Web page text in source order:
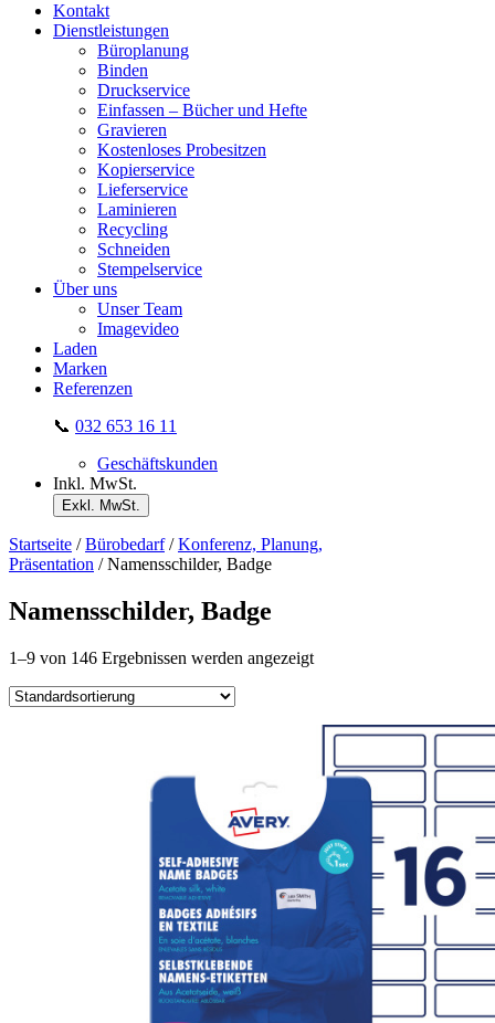
Kontakt
Dienstleistungen
Büroplanung
Binden
Druckservice
Einfassen – Bücher und Hefte
Gravieren
Kostenloses Probesitzen
Kopierservice
Lieferservice
Laminieren
Recycling
Schneiden
Stempelservice
Über uns
Unser Team
Imagevideo
Laden
Marken
Referenzen
📞 032 653 16 11
Geschäftskunden
Inkl. MwSt.
Exkl. MwSt.
Startseite /Bürobedarf/Konferenz, Planung,
Präsentation / Namensschilder, Badge
Namensschilder, Badge
1–9 von 146 Ergebnissen werden angezeigt